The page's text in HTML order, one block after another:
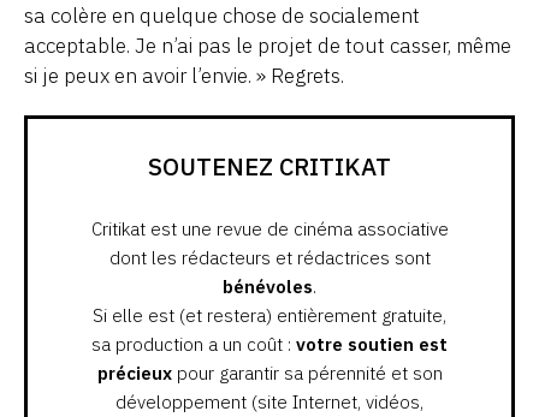
sa colère en quelque chose de socialement
acceptable. Je n’ai pas le projet de tout casser, même
si je peux en avoir l’envie. » Regrets.
SOUTENEZ CRITIKAT
Critikat est une revue de cinéma associative
dont les rédacteurs et rédactrices sont
bénévoles.
Si elle est (et restera) entièrement gratuite,
sa production a un coût : votre soutien est
précieuxpour garantir sa pérennité et son
développement (site Internet, vidéos,